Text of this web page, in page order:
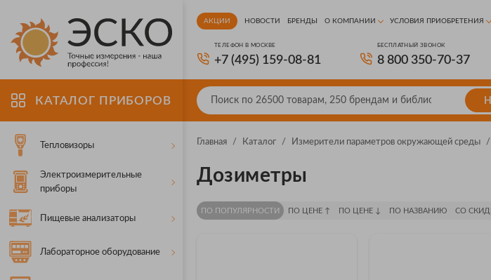
КАТАЛОГ ПРИБОРОВ
Тепловизоры
Электроизмерительные
приборы
Пищевые анализаторы
Лабораторное оборудование
АКЦИИ НОВОСТИ БРЕНДЫ О КОМПАНИИ УСЛОВИЯ ПРИОБРЕТЕНИЯ
ТЕЛЕФОН В МОСКВЕ
+7 (495) 159-08-81
БЕСПЛАТНЫЙ ЗВОНОК
8 800 350-70-37
Главная / Каталог / Измерители параметров окружающей среды /
Дозиметры
ПО ПОПУЛЯРНОСТИ ПО ЦЕНЕ ↑ ПО ЦЕНЕ ↓ ПО НАЗВАНИЮ СО